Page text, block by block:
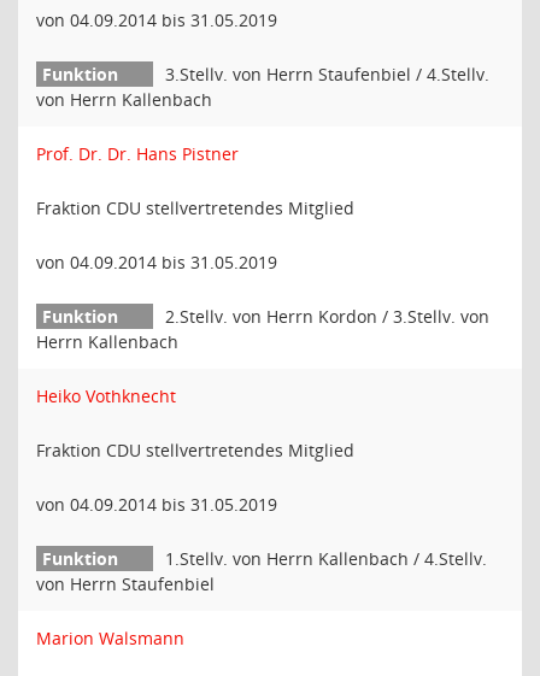
von 04.09.2014 bis 31.05.2019
3.Stellv. von Herrn Staufenbiel / 4.Stellv.
von Herrn Kallenbach
Prof. Dr. Dr. Hans Pistner
Fraktion CDU stellvertretendes Mitglied
von 04.09.2014 bis 31.05.2019
2.Stellv. von Herrn Kordon / 3.Stellv. von
Herrn Kallenbach
Heiko Vothknecht
Fraktion CDU stellvertretendes Mitglied
von 04.09.2014 bis 31.05.2019
1.Stellv. von Herrn Kallenbach / 4.Stellv.
von Herrn Staufenbiel
Marion Walsmann